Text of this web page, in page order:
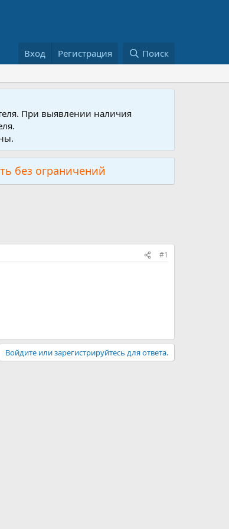
Вход Регистрация Поиск
При выявлении наличия
без ограничений
#1
Войдите или зарегистрируйтесь для ответа.